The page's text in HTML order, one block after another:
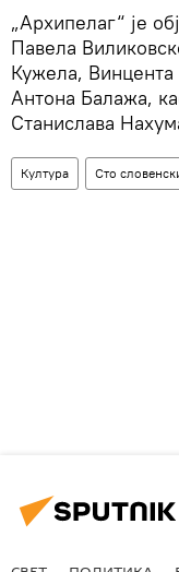
„Архипелаг“ је
Павела
Кужела,
Антона Балажа,
Станислава
Култура Сто